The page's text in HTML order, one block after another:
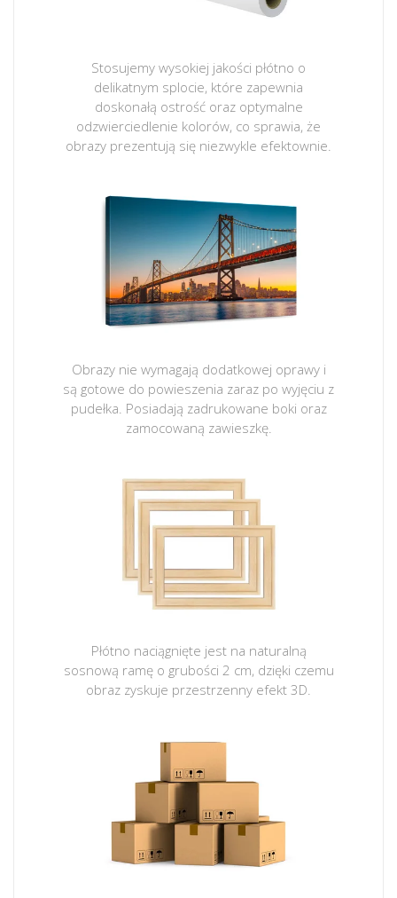
Stosujemy wysokiej jakości płótno o
delikatnym splocie, które zapewnia
doskonałą ostrość oraz optymalne
odzwierciedlenie kolorów, co sprawia, że
obrazy prezentują się niezwykle efektownie.
Obrazy nie wymagają dodatkowej oprawy i
są gotowe do powieszenia zaraz po wyjęciu z
pudełka. Posiadają zadrukowane boki oraz
zamocowaną zawieszkę.
Płótno naciągnięte jest na naturalną
sosnową ramę o grubości 2 cm, dzięki czemu
obraz zyskuje przestrzenny efekt 3D.